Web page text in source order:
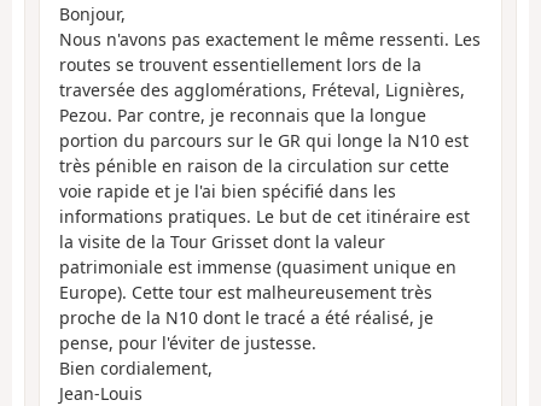
Bonjour,
Nous n'avons pas exactement le même ressenti. Les
routes se trouvent essentiellement lors de la
traversée des agglomérations, Fréteval, Lignières,
Pezou. Par contre, je reconnais que la longue
portion du parcours sur le GR qui longe la N10 est
très pénible en raison de la circulation sur cette
voie rapide et je l'ai bien spécifié dans les
informations pratiques. Le but de cet itinéraire est
la visite de la Tour Grisset dont la valeur
patrimoniale est immense (quasiment unique en
Europe). Cette tour est malheureusement très
proche de la N10 dont le tracé a été réalisé, je
pense, pour l'éviter de justesse.
Bien cordialement,
Jean-Louis